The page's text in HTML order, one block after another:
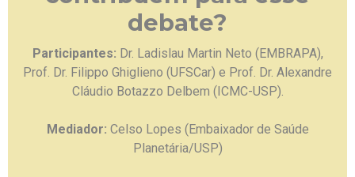
debate?
Participantes: Dr. Ladislau Martin Neto (EMBRAPA),
Prof. Dr. Filippo Ghiglieno (UFSCar) e Prof. Dr. Alexandre
Cláudio Botazzo Delbem (ICMC-USP).
Mediador: Celso Lopes (Embaixador de Saúde
Planetária/USP)